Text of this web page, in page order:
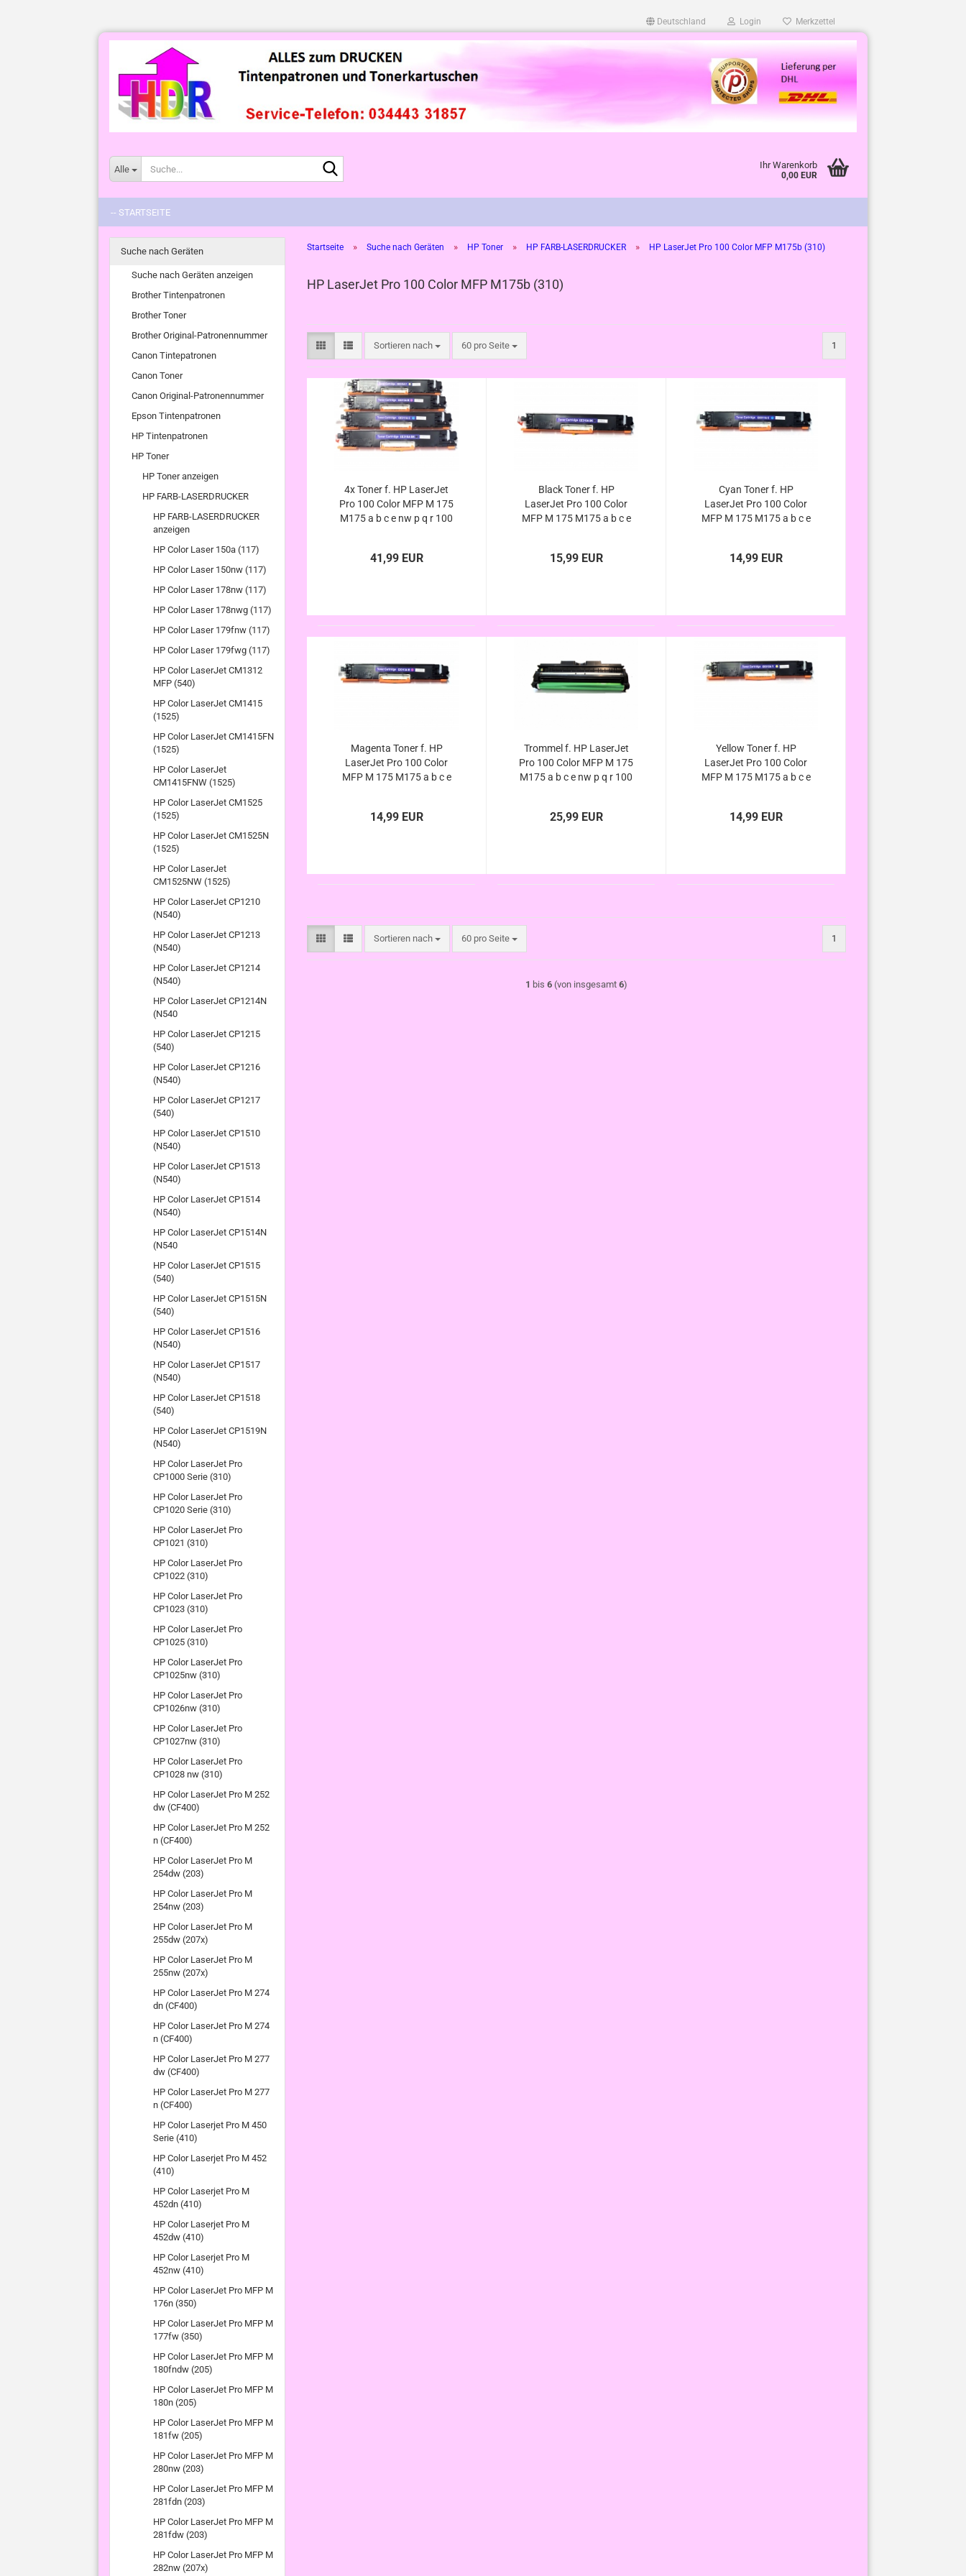
Deutschland Login Merkzettel
Alle Ihr Warenkorb
0,00 EUR
-- STARTSEITE
Startseite » Suche nach Geräten » HP Toner » HP FARB-LASERDRUCKER » HP LaserJet Pro 100 Color MFP M175b (310)
HP LaserJet Pro 100 Color MFP M175b (310)
Sortieren nach
Sortieren nach 60 pro Seite
pro Seite 1
4x Toner f. HP LaserJet
Pro 100 Color MFP M 175
M175 a b c e nw p q r 100
CE312A CE313A
41,99 EUR
Black Toner f. HP
LaserJet Pro 100 Color
MFP M 175 M175 a b c e
CE310A
15,99 EUR
Cyan Toner f. HP
LaserJet Pro 100 Color
MFP M 175 M175 a b c e
CE311A
14,99 EUR
Magenta Toner f. HP
LaserJet Pro 100 Color
MFP M 175 M175 a b c e
CE313A
14,99 EUR
Trommel f. HP LaserJet
Pro 100 Color MFP M 175
M175 a b c e nw p q r 100
25,99 EUR
Yellow Toner f. HP
LaserJet Pro 100 Color
MFP M 175 M175 a b c e
CE312A
14,99 EUR
Sortieren nach
Sortieren nach 60 pro Seite
pro Seite 1
1 bis 6 (von insgesamt 6)
Suche nach Geräten
Suche nach Geräten anzeigen
Brother Tintenpatronen
Brother Toner
Brother Original-Patronennummer
Canon Tintepatronen
Canon Toner
Canon Original-Patronennummer
Epson Tintenpatronen
HP Tintenpatronen
HP Toner
HP Toner anzeigen
HP FARB-LASERDRUCKER
HP FARB-LASERDRUCKER
anzeigen
HP Color Laser 150a (117)
HP Color Laser 150nw (117)
HP Color Laser 178nw (117)
HP Color Laser 178nwg (117)
HP Color Laser 179fnw (117)
HP Color Laser 179fwg (117)
HP Color LaserJet CM1312
MFP (540)
HP Color LaserJet CM1415
(1525)
HP Color LaserJet CM1415FN
(1525)
HP Color LaserJet
CM1415FNW (1525)
HP Color LaserJet CM1525
(1525)
HP Color LaserJet CM1525N
(1525)
HP Color LaserJet
CM1525NW (1525)
HP Color LaserJet CP1210
(N540)
HP Color LaserJet CP1213
(N540)
HP Color LaserJet CP1214
(N540)
HP Color LaserJet CP1214N
(N540
HP Color LaserJet CP1215
(540)
HP Color LaserJet CP1216
(N540)
HP Color LaserJet CP1217
(540)
HP Color LaserJet CP1510
(N540)
HP Color LaserJet CP1513
(N540)
HP Color LaserJet CP1514
(N540)
HP Color LaserJet CP1514N
(N540
HP Color LaserJet CP1515
(540)
HP Color LaserJet CP1515N
(540)
HP Color LaserJet CP1516
(N540)
HP Color LaserJet CP1517
(N540)
HP Color LaserJet CP1518
(540)
HP Color LaserJet CP1519N
(N540)
HP Color LaserJet Pro
CP1000 Serie (310)
HP Color LaserJet Pro
CP1020 Serie (310)
HP Color LaserJet Pro
CP1021 (310)
HP Color LaserJet Pro
CP1022 (310)
HP Color LaserJet Pro
CP1023 (310)
HP Color LaserJet Pro
CP1025 (310)
HP Color LaserJet Pro
CP1025nw (310)
HP Color LaserJet Pro
CP1026nw (310)
HP Color LaserJet Pro
CP1027nw (310)
HP Color LaserJet Pro
CP1028 nw (310)
HP Color LaserJet Pro M 252
dw (CF400)
HP Color LaserJet Pro M 252
n (CF400)
HP Color LaserJet Pro M
254dw (203)
HP Color LaserJet Pro M
254nw (203)
HP Color LaserJet Pro M
255dw (207x)
HP Color LaserJet Pro M
255nw (207x)
HP Color LaserJet Pro M 274
dn (CF400)
HP Color LaserJet Pro M 274
n (CF400)
HP Color LaserJet Pro M 277
dw (CF400)
HP Color LaserJet Pro M 277
n (CF400)
HP Color Laserjet Pro M 450
Serie (410)
HP Color Laserjet Pro M 452
(410)
HP Color Laserjet Pro M
452dn (410)
HP Color Laserjet Pro M
452dw (410)
HP Color Laserjet Pro M
452nw (410)
HP Color LaserJet Pro MFP M
176n (350)
HP Color LaserJet Pro MFP M
177fw (350)
HP Color LaserJet Pro MFP M
180fndw (205)
HP Color LaserJet Pro MFP M
180n (205)
HP Color LaserJet Pro MFP M
181fw (205)
HP Color LaserJet Pro MFP M
280nw (203)
HP Color LaserJet Pro MFP M
281fdn (203)
HP Color LaserJet Pro MFP M
281fdw (203)
HP Color LaserJet Pro MFP M
282nw (207x)